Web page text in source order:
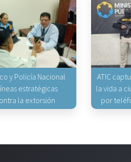
y Policía Nacional
estratégicas
la extorsión
ATIC
la vida a
por